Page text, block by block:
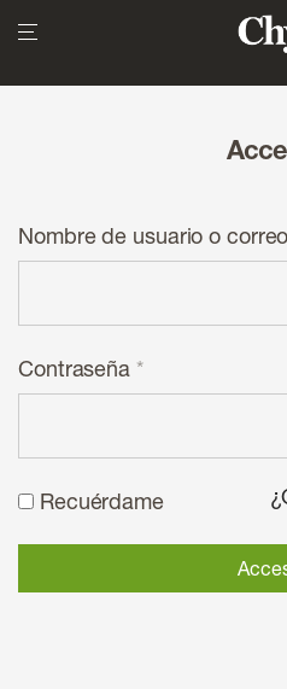
Envíos gratis para
Nombre de usuario o
Contraseña *Obligatorio
Recuérdame